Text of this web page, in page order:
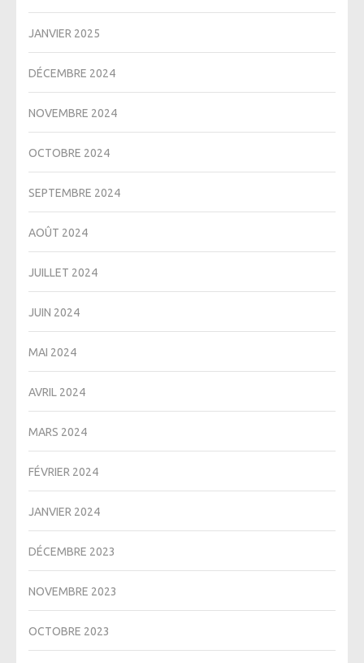
JANVIER 2025
DÉCEMBRE 2024
NOVEMBRE 2024
OCTOBRE 2024
SEPTEMBRE 2024
AOÛT 2024
JUILLET 2024
JUIN 2024
MAI 2024
AVRIL 2024
MARS 2024
FÉVRIER 2024
JANVIER 2024
DÉCEMBRE 2023
NOVEMBRE 2023
OCTOBRE 2023